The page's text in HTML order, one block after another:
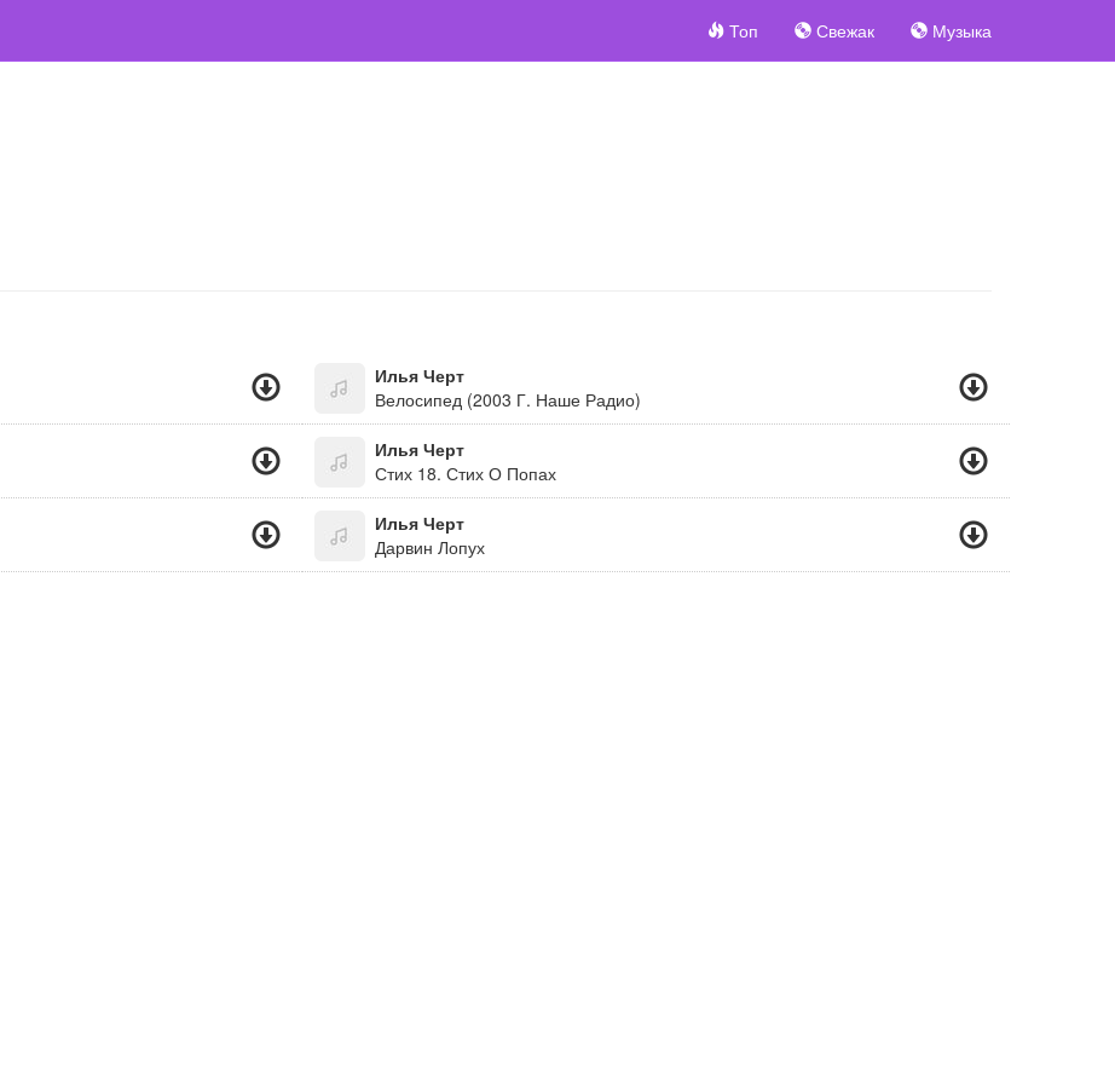
Топ Свежак Музыка
Илья Черт
Велосипед (2003 Г. Наше Радио)
Илья Черт
Стих 18. Стих О Попах
Илья Черт
Дарвин Лопух